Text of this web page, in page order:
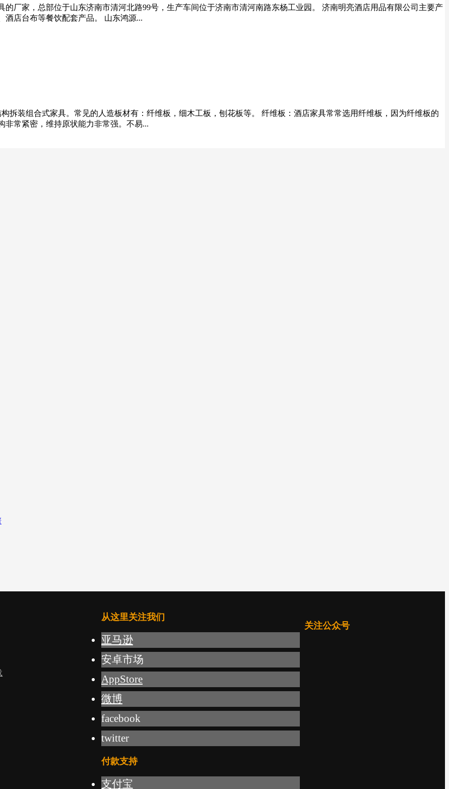
厂家，总部位于山东济南市清河北路99号，生产车间位于济南市清河南路东杨工业园。 济南明亮酒店用品有限公司主要产
酒店台布等餐饮配套产品。 山东鸿源...
拆装组合式家具。常见的人造板材有：纤维板，细木工板，刨花板等。 纤维板：酒店家具常常选用纤维板，因为纤维板的
非常紧密，维持原状能力非常强。不易...
从这里关注我们
亚马逊
安卓市场
AppStore
微博
facebook
twitter
付款支持
支付宝
关注公众号